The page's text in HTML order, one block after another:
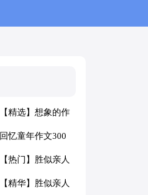
【精选】想象的作
文300字汇总10篇
回忆童年作文300
字合集八篇
【热门】胜似亲人
作文300字锦集十
【精华】胜似亲人